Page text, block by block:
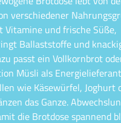
verschiedener
Vitamine und frische Süße,
Ballaststoffe und
passt ein Vollkornbrot
Müsli als
wie Käsewürfel, Joghurt
das Ganze.
die Brotdose spannend